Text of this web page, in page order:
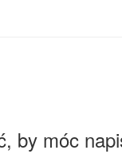
by móc